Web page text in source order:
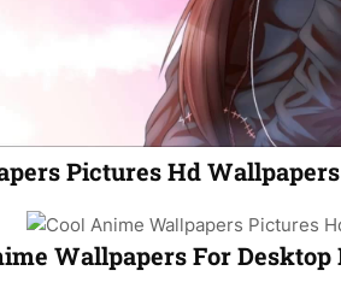
Pictures Hd Wallpapers
Wallpapers For